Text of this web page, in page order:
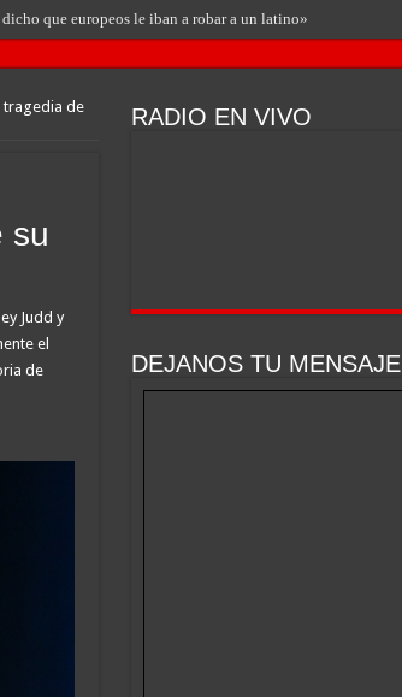
que europeos le iban a robar a un latino»
tragedia de
su
Judd y
el
de
RADIO EN VIVO
DEJANOS TU MENSAJE